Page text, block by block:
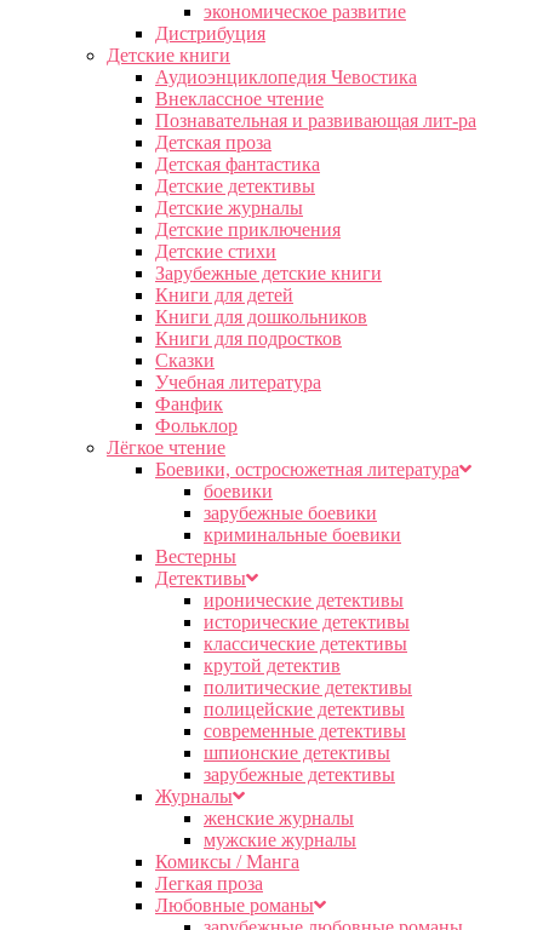
экономическое развитие
Дистрибуция
Детские книги
Аудиоэнциклопедия Чевостика
Внеклассное чтение
Познавательная и развивающая лит-ра
Детская проза
Детская фантастика
Детские детективы
Детские журналы
Детские приключения
Детские стихи
Зарубежные детские книги
Книги для детей
Книги для дошкольников
Книги для подростков
Сказки
Учебная литература
Фанфик
Фольклор
Лёгкое чтение
Боевики, остросюжетная литература
боевики
зарубежные боевики
криминальные боевики
Вестерны
Детективы
иронические детективы
исторические детективы
классические детективы
крутой детектив
политические детективы
полицейские детективы
современные детективы
шпионские детективы
зарубежные детективы
Журналы
женские журналы
мужские журналы
Комиксы / Манга
Легкая проза
Любовные романы